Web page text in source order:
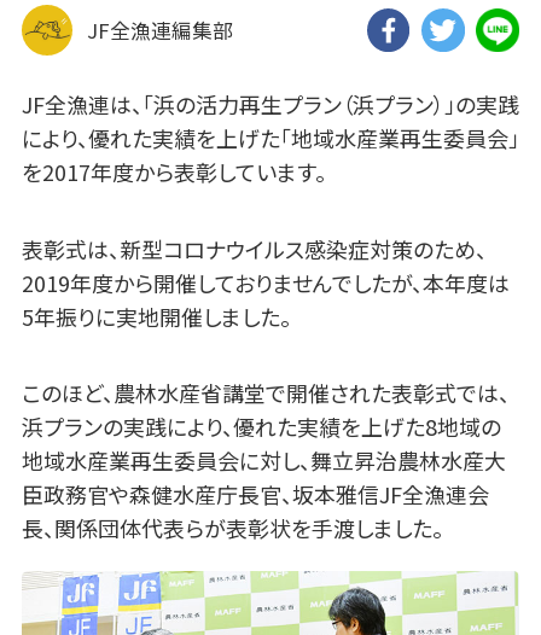
JF全漁連編集部
JF全漁連は、「浜の活力再生プラン（浜プラン）」の実践
により、優れた実績を上げた「地域水産業再生委員会」
を2017年度から表彰しています。
表彰式は、新型コロナウイルス感染症対策のため、
2019年度から開催しておりませんでしたが、本年度は
5年振りに実地開催しました。
このほど、農林水産省講堂で開催された表彰式では、
浜プランの実践により、優れた実績を上げた8地域の
地域水産業再生委員会に対し、舞立昇治農林水産大
臣政務官や森健水産庁長官、坂本雅信JF全漁連会
長、関係団体代表らが表彰状を手渡しました。